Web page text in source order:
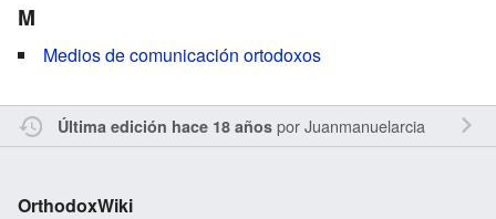
M
Medios de comunicación ortodoxos
Última edición hace 18 añosporJuanmanuelarcia
OrthodoxWiki